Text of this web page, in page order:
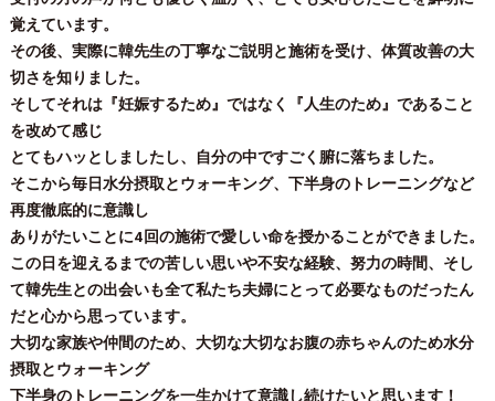
覚えています。
その後、実際に韓先生の丁寧なご説明と施術を受け、体質改善の大
切さを知りました。
そしてそれは『妊娠するため』ではなく『人生のため』であること
を改めて感じ
とてもハッとしましたし、自分の中ですごく腑に落ちました。
そこから毎日水分摂取とウォーキング、下半身のトレーニングなど
再度徹底的に意識し
ありがたいことに4回の施術で愛しい命を授かることができました。
この日を迎えるまでの苦しい思いや不安な経験、努力の時間、そし
て韓先生との出会いも全て私たち夫婦にとって必要なものだったん
だと心から思っています。
大切な家族や仲間のため、大切な大切なお腹の赤ちゃんのため水分
摂取とウォーキング